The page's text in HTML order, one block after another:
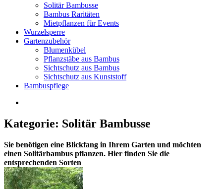
Solitär Bambusse
Bambus Raritäten
Mietpflanzen für Events
Wurzelsperre
Gartenzubehör
Blumenkübel
Pflanzstäbe aus Bambus
Sichtschutz aus Bambus
Sichtschutz aus Kunststoff
Bambuspflege
Kategorie: Solitär Bambusse
Sie benötigen eine Blickfang in Ihrem Garten und möchten
einen Solitärbambus pflanzen. Hier finden Sie die
entsprechenden Sorten